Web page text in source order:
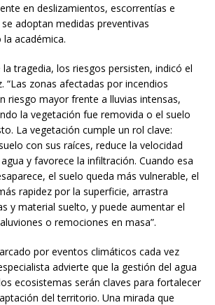
en deslizamientos, escorrentías e
adoptan medidas preventivas
académica.
tragedia, los riesgos persisten, indicó el
“Las zonas afectadas por incendios
riesgo mayor frente a lluvias intensas,
la vegetación fue removida o el suelo
La vegetación cumple un rol clave:
con sus raíces, reduce la velocidad
y favorece la infiltración. Cuando esa
el suelo queda más vulnerable, el
rapidez por la superficie, arrastra
y material suelto, y puede aumentar el
o remociones en masa”.
por eventos climáticos cada vez
advierte que la gestión del agua
ecosistemas serán claves para fortalecer
del territorio. Una mirada que